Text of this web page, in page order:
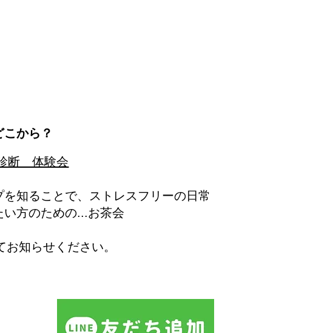
から？
断 体験会
知ることで、ストレスフリーの日常
方のための...お茶会
知らせください。